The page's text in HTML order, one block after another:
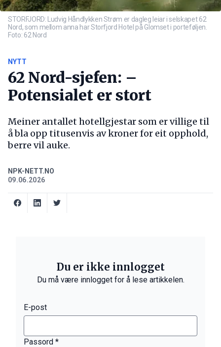
STORFJORD: Ludvig Håndlykken Strøm er dagleg leiar i selskapet 62
Nord, som mellom anna har Storfjord Hotel på Glomset i porteføljen.
Foto: 62 Nord
NYTT
62 Nord-sjefen: –
Potensialet er stort
Meiner antallet hotellgjestar som er villige til
å bla opp titusenvis av kroner for eit opphold,
berre vil auke.
NPK-NETT.NO
09.06.2026
Du er ikke innlogget
Du må være innlogget for å lese artikkelen.
E-post
Passord *